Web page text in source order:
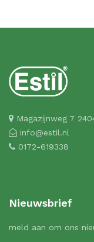
Magazijnweg 7
info@estil.nl
0172-619338
Nieuwsbrief
meld aan om ons